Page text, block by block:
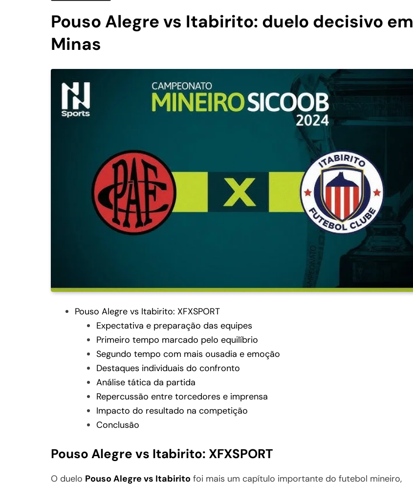
Pouso Alegre vs Itabirito: duelo decisivo em
Minas
Pouso Alegre vs Itabirito: XFXSPORT
Expectativa e preparação das equipes
Primeiro tempo marcado pelo equilíbrio
Segundo tempo com mais ousadia e emoção
Destaques individuais do confronto
Análise tática da partida
Repercussão entre torcedores e imprensa
Impacto do resultado na competição
Conclusão
Pouso Alegre vs Itabirito: XFXSPORT
O duelo Pouso Alegre vs Itabirito foi mais um capítulo importante do futebol mineiro,